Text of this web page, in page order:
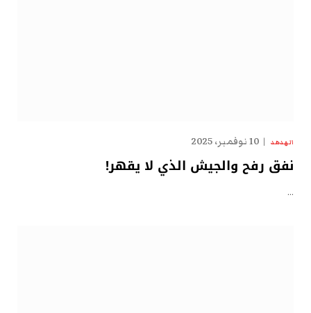
الهدهد 10 نوفمبر، 2025
نفق رفح والجيش الذي لا يقهر!
…